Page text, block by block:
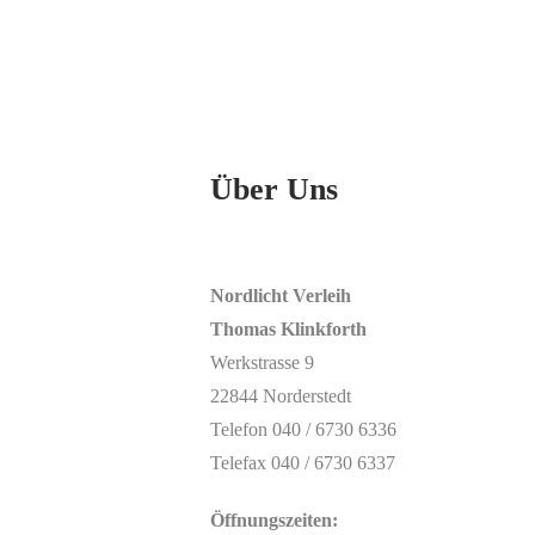
Über Uns
Nordlicht Verleih
Thomas Klinkforth
Werkstrasse 9
22844 Norderstedt
Telefon 040 / 6730 6336
Telefax 040 / 6730 6337
Öffnungszeiten: